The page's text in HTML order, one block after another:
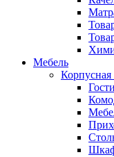
Мебель
Корпусная